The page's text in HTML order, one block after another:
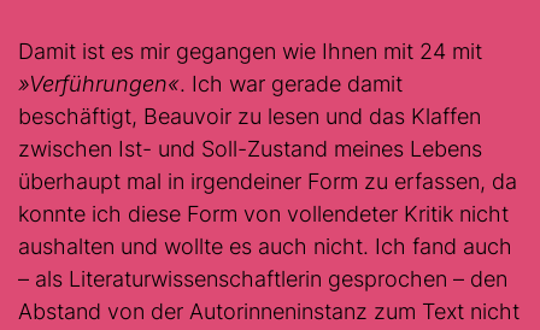
Damit ist es mir gegangen wie Ihnen mit 24 mit
»Verführungen«. Ich war gerade damit
beschäftigt, Beauvoir zu lesen und das Klaffen
zwischen Ist- und Soll-Zustand meines Lebens
überhaupt mal in irgendeiner Form zu erfassen, da
konnte ich diese Form von vollendeter Kritik nicht
aushalten und wollte es auch nicht. Ich fand auch
– als Literaturwissenschaftlerin gesprochen – den
Abstand von der Autorinneninstanz zum Text nicht